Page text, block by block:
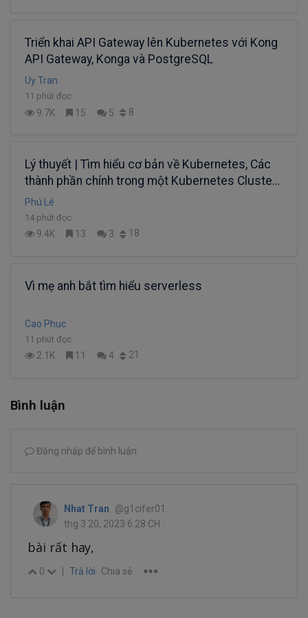
Triển khai API Gateway lên Kubernetes với Kong
API Gateway, Konga và PostgreSQL
Uy Tran
11 phút đọc
9.7K 15 5 8
Lý thuyết | Tìm hiểu cơ bản về Kubernetes, Các
thành phần chính trong một Kubernetes Cluster
và Các khái niệm cơ bản (Kèm video)
Phú Lê
14 phút đọc
9.4K 13 3 18
Vì mẹ anh bắt tìm hiểu serverless
Cao Phuc
11 phút đọc
2.1K 11 4 21
Bình luận
Đăng nhập để bình luận
Nhat Tran
@g1cifer01
thg 3 20, 2023 6:28 CH
bài rất hay,
0 | Trả lời Chia sẻ